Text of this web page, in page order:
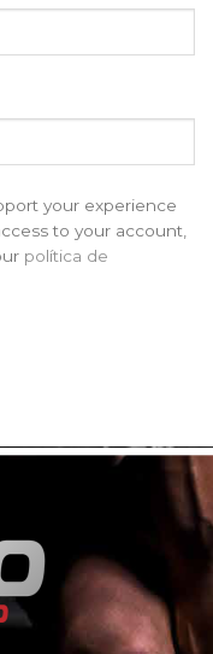
your experience
to your account,
política de